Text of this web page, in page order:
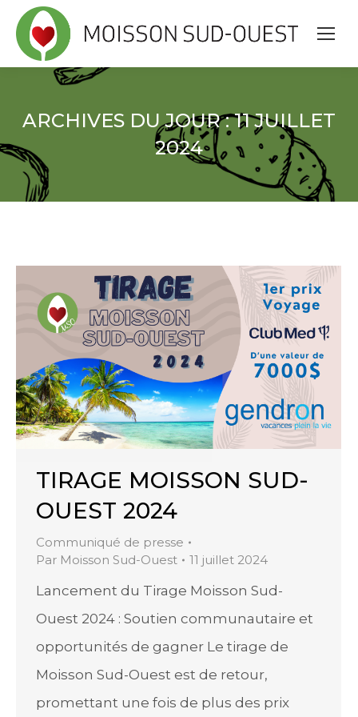
ARCHIVES DU JOUR :11 JUILLET
2024
TIRAGE MOISSON SUD-
OUEST 2024
Communiqué de presse
Par Moisson Sud-Ouest 11 juillet 2024
Lancement du Tirage Moisson Sud-
Ouest 2024 : Soutien communautaire et
opportunités de gagner Le tirage de
Moisson Sud-Ouest est de retour,
promettant une fois de plus des prix